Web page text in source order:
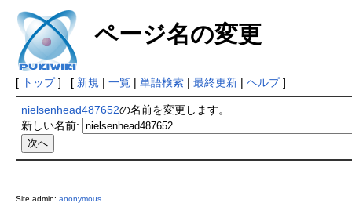
ページ名の変更
[ トップ] [ 新規 | 一覧| 単語検索| 最終更新| ヘルプ]
nielsenhead487652の名前を変更します。
新しい名前:
Site admin: anonymous